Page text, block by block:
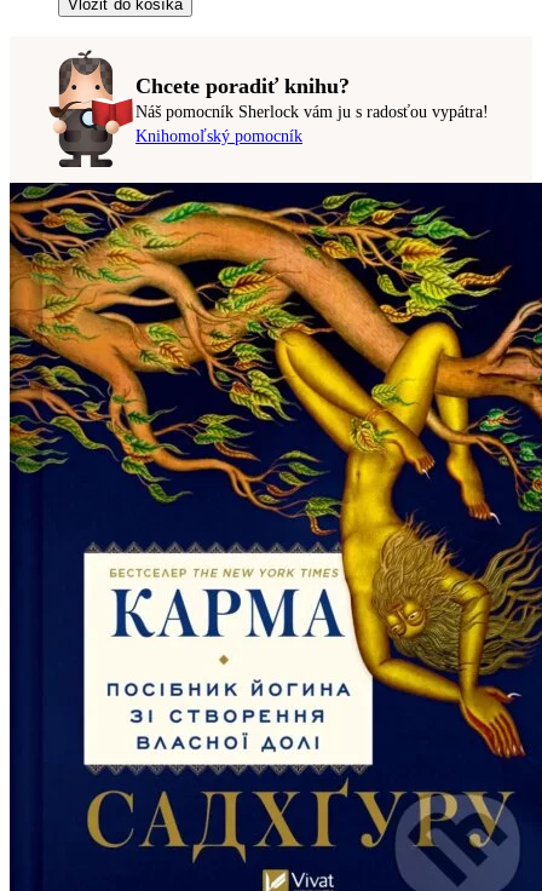
Vložiť do košíka
Chcete poradiť knihu?
Náš pomocník Sherlock vám ju s radosťou vypátra!
Knihomoľský pomocník